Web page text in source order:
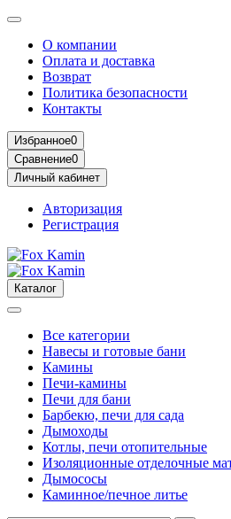
О компании
Оплата и доставка
Возврат
Политика безопасности
Контакты
Избранное0
Сравнение0
Личный кабинет
Авторизация
Регистрация
Каталог
Все категории
Навесы и готовые бани
Камины
Печи-камины
Печи для бани
Барбекю, печи для сада
Дымоходы
Котлы, печи отопительные
Изоляционные отделочные
Дымососы
Каминное/печное литье